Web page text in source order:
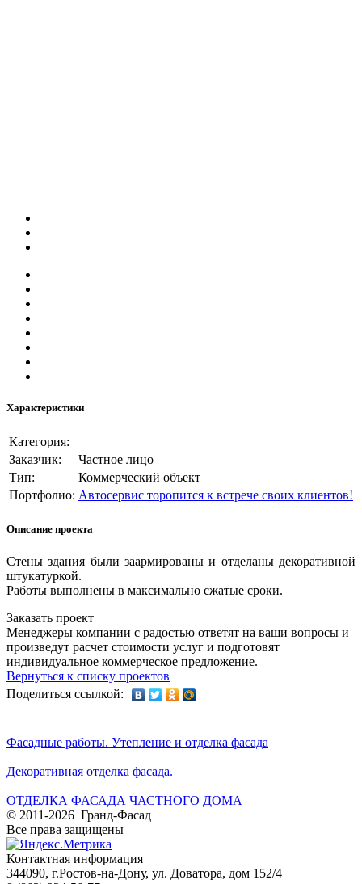
Характеристики
Категория:
Заказчик:
Частное лицо
Тип:
Коммерческий объект
Портфолио: Автосервис торопится к встрече своих клиентов!
Описание проекта
Стены здания были заармированы и отделаны декоративной
штукатуркой.
Работы выполнены в максимально сжатые сроки.
Заказать проект
Менеджеры компании с радостью ответят на ваши вопросы и
произведут расчет стоимости услуг и подготовят
индивидуальное коммерческое предложение.
Вернуться к списку проектов
Поделиться ссылкой:
Фасадные работы. Утепление и отделка фасада
Декоративная отделка фасада.
ОТДЕЛКА ФАСАДА ЧАСТНОГО ДОМА
© 2011-2026 Гранд-Фасад
Все права защищены
Контактная информация
344090, г.Ростов-на-Дону, ул. Доватора, дом 152/4